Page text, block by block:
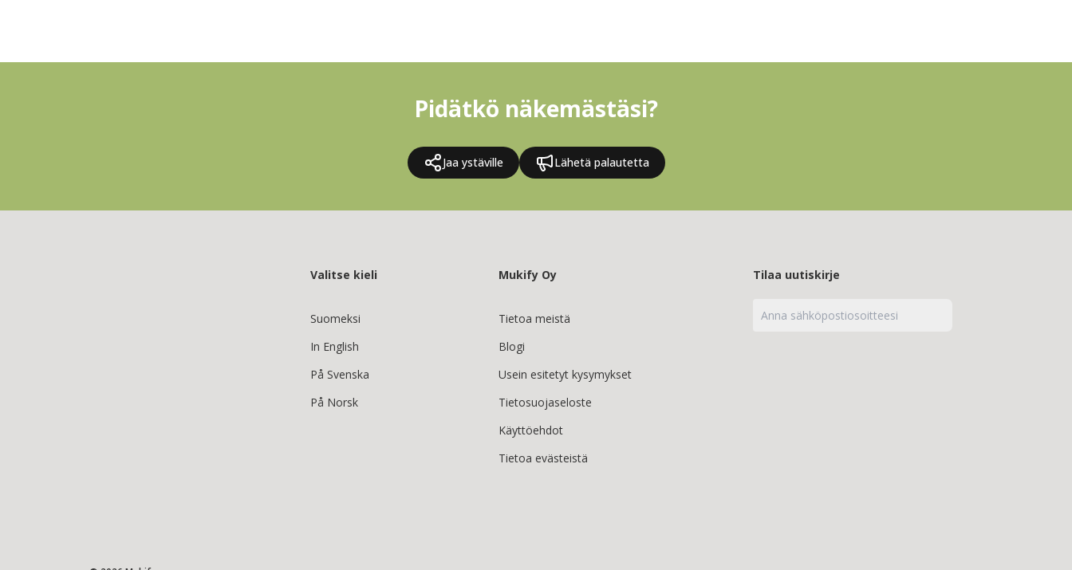
Pidätkö näkemästäsi?
Jaa ystäville Lähetä palautetta
Valitse kieli
Suomeksi
In English
På Svenska
På Norsk
Mukify Oy
Tietoa meistä
Blogi
Usein esitetyt kysymykset
Tietosuojaseloste
Käyttöehdot
Tietoa evästeistä
Tilaa uutiskirje